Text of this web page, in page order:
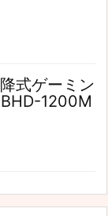
式ゲーミン
1200M